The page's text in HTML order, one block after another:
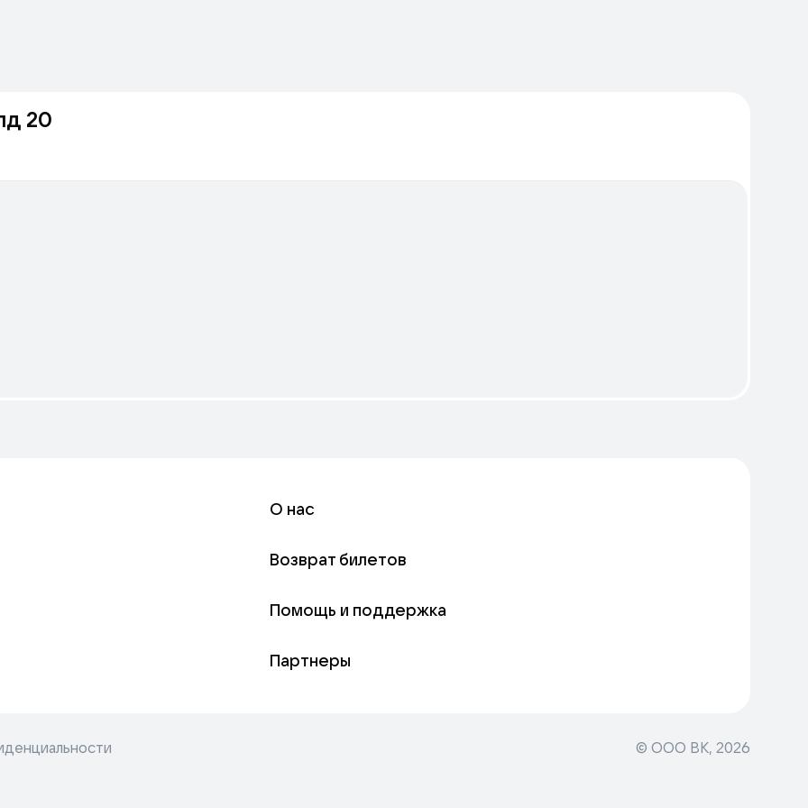
20
О нас
Возврат билетов
Помощь и поддержка
Партнеры
© ООО ВК, 2026